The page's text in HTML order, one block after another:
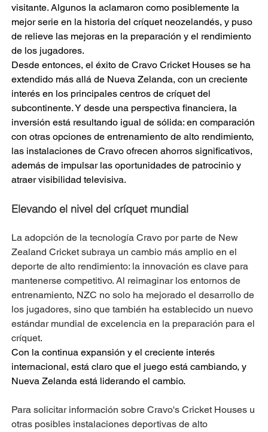
visitante. Algunos la aclamaron como posiblemente la
mejor serie en la historia del críquet neozelandés, y puso
de relieve las mejoras en la preparación y el rendimiento
de los jugadores.
Desde entonces, el éxito de Cravo Cricket Houses se ha
extendido más allá de Nueva Zelanda, con un creciente
interés en los principales centros de críquet del
subcontinente. Y desde una perspectiva financiera, la
inversión está resultando igual de sólida: en comparación
con otras opciones de entrenamiento de alto rendimiento,
las instalaciones de Cravo ofrecen ahorros significativos,
además de impulsar las oportunidades de patrocinio y
atraer visibilidad televisiva.
Elevando el nivel del críquet mundial
La adopción de la tecnología Cravo por parte de New
Zealand Cricket subraya un cambio más amplio en el
deporte de alto rendimiento: la innovación es clave para
mantenerse competitivo. Al reimaginar los entornos de
entrenamiento, NZC no solo ha mejorado el desarrollo de
los jugadores, sino que también ha establecido un nuevo
estándar mundial de excelencia en la preparación para el
críquet.
Con la continua expansión y el creciente interés
internacional, está claro que el juego está cambiando, y
Nueva Zelanda está liderando el cambio.
Para solicitar información sobre Cravo's Cricket Houses u
otras posibles instalaciones deportivas de alto